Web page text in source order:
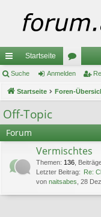
ch
ne
llz
ug
Startseite
or
en
Suche Anmelden
Startseite Foren-
Off-Topic
Forum
Vermischtes
Themen: 136
Letzter Beitrag: Re:
von naitsabes , 28